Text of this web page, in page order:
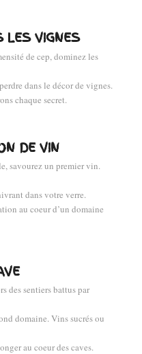
LES VIGNES
de cep, dominez les
dans le décor de vignes.
chaque secret.
DE VIN
savourez un premier vin.
dans votre verre.
au coeur d’un domaine
des sentiers battus par
domaine. Vins sucrés ou
au coeur des caves.